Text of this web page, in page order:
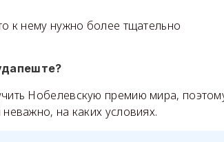
к нему нужно более тщательно
Нобелевскую премию мира,
на каких условиях.